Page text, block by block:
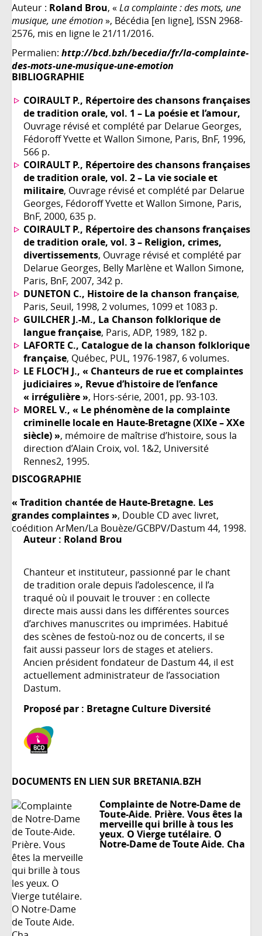
Auteur : Roland Brou, «La complainte : des mots, une
musique, une émotion», Bécédia [en ligne], ISSN 2968-
2576, mis en ligne le 21/11/2016.
Permalien: http://bcd.bzh/becedia/fr/la-complainte-
des-mots-une-musique-une-emotion
BIBLIOGRAPHIE
COIRAULT P., Répertoire des chansons françaises
de tradition orale, vol. 1 – La poésie et l’amour,
Ouvrage révisé et complété par Delarue Georges,
Fédoroff Yvette et Wallon Simone, Paris, BnF, 1996,
566 p.
COIRAULT P., Répertoire des chansons françaises
de tradition orale, vol. 2 – La vie sociale et
militaire, Ouvrage révisé et complété par Delarue
Georges, Fédoroff Yvette et Wallon Simone, Paris,
BnF, 2000, 635 p.
COIRAULT P., Répertoire des chansons françaises
de tradition orale, vol. 3 – Religion, crimes,
divertissements, Ouvrage révisé et complété par
Delarue Georges, Belly Marlène et Wallon Simone,
Paris, BnF, 2007, 342 p.
DUNETON C., Histoire de la chanson française,
Paris, Seuil, 1998, 2 volumes, 1099 et 1083 p.
GUILCHER J.-M., La Chanson folklorique de
langue française, Paris, ADP, 1989, 182 p.
LAFORTE C., Catalogue de la chanson folklorique
française, Québec, PUL, 1976-1987, 6 volumes.
LE FLOC’H J., « Chanteurs de rue et complaintes
judiciaires », Revue d’histoire de l’enfance
« irrégulière », Hors-série, 2001, pp. 93-103.
MOREL V., « Le phénomène de la complainte
criminelle locale en Haute-Bretagne (XIXe – XXe
siècle) », mémoire de maîtrise d’histoire, sous la
direction d’Alain Croix, vol. 1&2, Université
Rennes2, 1995.
DISCOGRAPHIE
« Tradition chantée de Haute-Bretagne. Les
grandes complaintes », Double CD avec livret,
coédition ArMen/La Bouèze/GCBPV/Dastum 44, 1998.
Auteur : Roland Brou
Chanteur et instituteur, passionné par le chant
de tradition orale depuis l’adolescence, il l’a
traqué où il pouvait le trouver : en collecte
directe mais aussi dans les différentes sources
d’archives manuscrites ou imprimées. Habitué
des scènes de festoù-noz ou de concerts, il se
fait aussi passeur lors de stages et ateliers.
Ancien président fondateur de Dastum 44, il est
actuellement administrateur de l’association
Dastum.
Proposé par : Bretagne Culture Diversité
DOCUMENTS EN LIEN SUR BRETANIA.BZH
Complainte de Notre-Dame de
Toute-Aide. Prière. Vous êtes la
merveille qui brille à tous les
yeux. O Vierge tutélaire. O
Notre-Dame de Toute Aide. Cha